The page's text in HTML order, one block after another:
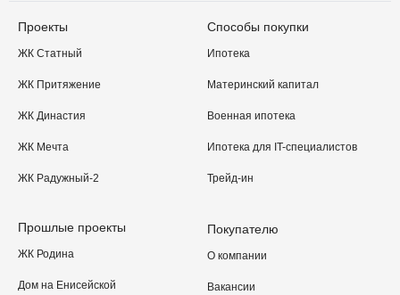
Проекты
ЖК Статный
ЖК Притяжение
ЖК Династия
ЖК Мечта
ЖК Радужный-2
Прошлые проекты
ЖК Родина
Дом на Енисейской
Способы покупки
Ипотека
Материнский капитал
Военная ипотека
Ипотека для IT-специалистов
Трейд-ин
Покупателю
О компании
Вакансии